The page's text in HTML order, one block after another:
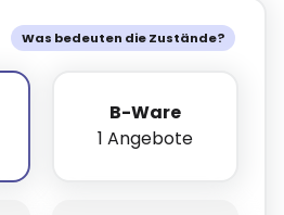
Was bedeuten die Zustände?
B-Ware
1 Angebote